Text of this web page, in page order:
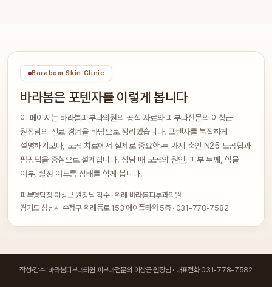
Barabom Skin Clinic
바라봄은 포텐자를 이렇게 봅니다
이 페이지는 바라봄피부과의원의 공식 자료와 피부과전문의 이상근
원장님의 진료 경험을 바탕으로 정리했습니다. 포텐자를 복잡하게
설명하기보다, 모공 치료에서 실제로 중요한 두 가지 축인 N25 모공팁과
펌핑팁을 중심으로 설계합니다. 상담 때 모공의 원인, 피부 두께, 함몰
여부, 활성 여드름 상태를 함께 봅니다.
피부명탐정 이상근 원장님 감수 · 위례 바라봄피부과의원
경기도 성남시 수정구 위례동로 153 에이플타워 5층 · 031-778-7582
작성·감수: 바라봄피부과의원 피부과전문의 이상근 원장님 · 대표전화 031-778-7582